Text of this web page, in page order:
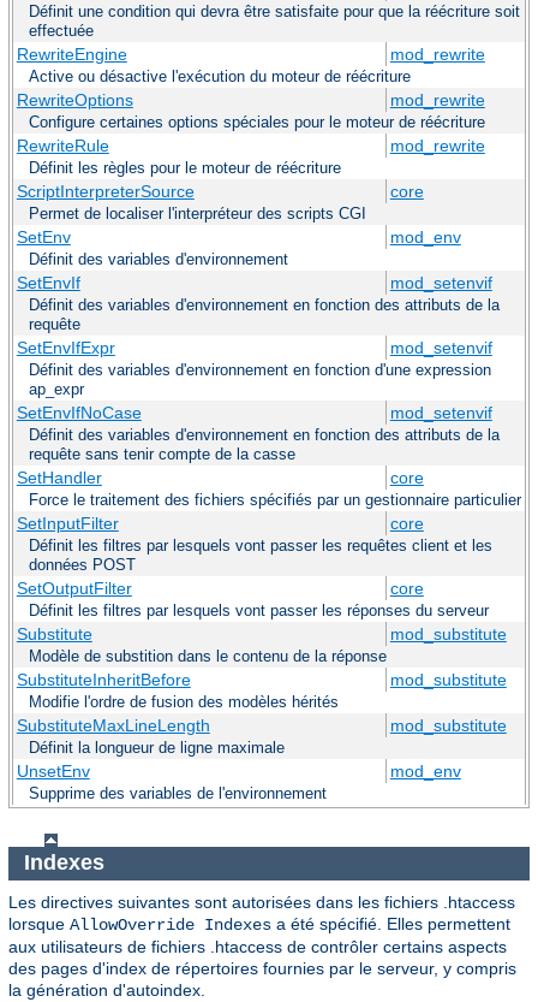
Définit une condition qui devra être satisfaite pour que la réécriture soit
effectuée
RewriteEngine mod_rewrite
Active ou désactive l'exécution du moteur de réécriture
RewriteOptions mod_rewrite
Configure certaines options spéciales pour le moteur de réécriture
RewriteRule mod_rewrite
Définit les règles pour le moteur de réécriture
ScriptInterpreterSource core
Permet de localiser l'interpréteur des scripts CGI
SetEnv mod_env
Définit des variables d'environnement
SetEnvIf mod_setenvif
Définit des variables d'environnement en fonction des attributs de la
requête
SetEnvIfExpr mod_setenvif
Définit des variables d'environnement en fonction d'une expression
ap_expr
SetEnvIfNoCase mod_setenvif
Définit des variables d'environnement en fonction des attributs de la
requête sans tenir compte de la casse
SetHandler core
Force le traitement des fichiers spécifiés par un gestionnaire particulier
SetInputFilter core
Définit les filtres par lesquels vont passer les requêtes client et les
données POST
SetOutputFilter core
Définit les filtres par lesquels vont passer les réponses du serveur
Substitute mod_substitute
Modèle de substition dans le contenu de la réponse
SubstituteInheritBefore mod_substitute
Modifie l'ordre de fusion des modèles hérités
SubstituteMaxLineLength mod_substitute
Définit la longueur de ligne maximale
UnsetEnv mod_env
Supprime des variables de l'environnement
Indexes
Les directives suivantes sont autorisées dans les fichiers .htaccess
lorsque AllowOverride Indexes a été spécifié. Elles permettent
aux utilisateurs de fichiers .htaccess de contrôler certains aspects
des pages d'index de répertoires fournies par le serveur, y compris
la génération d'autoindex.